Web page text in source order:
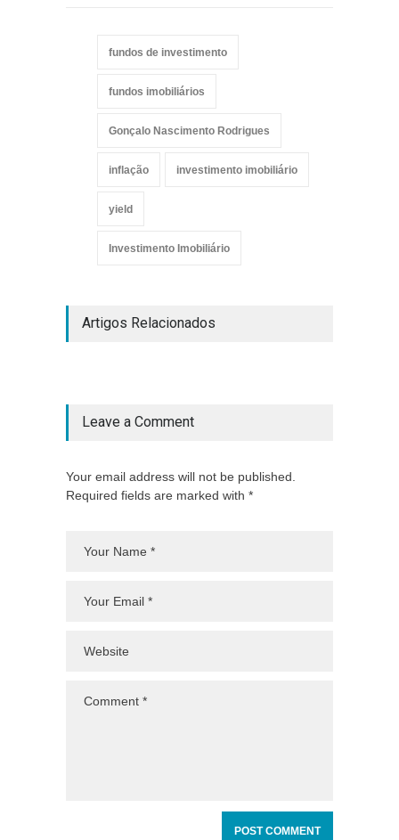
fundos de investimento
fundos imobiliários
Gonçalo Nascimento Rodrigues
inflação investimento imobiliário
yield
Investimento Imobiliário
Artigos Relacionados
Leave a Comment
Your email address will not be published.
Required fields are marked with *